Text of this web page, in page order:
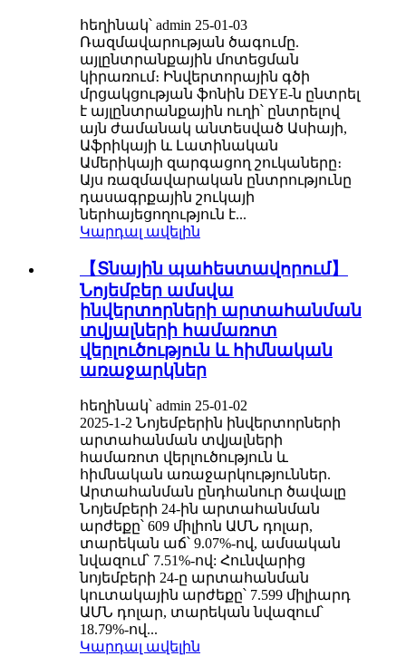
հեղինակ՝ admin 25-01-03
Ռազմավարության ծագումը.
այլընտրանքային մոտեցման
կիրառում։ Ինվերտորային գծի
մրցակցության ֆոնին DEYE-ն ընտրել
է այլընտրանքային ուղի՝ ընտրելով
այն ժամանակ անտեսված Ասիայի,
Աֆրիկայի և Լատինական
Ամերիկայի զարգացող շուկաները։
Այս ռազմավարական ընտրությունը
դասագրքային շուկայի
ներհայեցողություն է...
Կարդալ ավելին
【Տնային պահեստավորում】
Նոյեմբեր ամսվա
ինվերտորների արտահանման
տվյալների համառոտ
վերլուծություն և հիմնական
առաջարկներ
հեղինակ՝ admin 25-01-02
2025-1-2 Նոյեմբերին ինվերտորների
արտահանման տվյալների
համառոտ վերլուծություն և
հիմնական առաջարկություններ.
Արտահանման ընդհանուր ծավալը
Նոյեմբերի 24-ին արտահանման
արժեքը՝ 609 միլիոն ԱՄՆ դոլար,
տարեկան աճ՝ 9.07%-ով, ամսական
նվազում՝ 7.51%-ով: Հունվարից
նոյեմբերի 24-ը արտահանման
կուտակային արժեքը՝ 7.599 միլիարդ
ԱՄՆ դոլար, տարեկան նվազում՝
18.79%-ով...
Կարդալ ավելին